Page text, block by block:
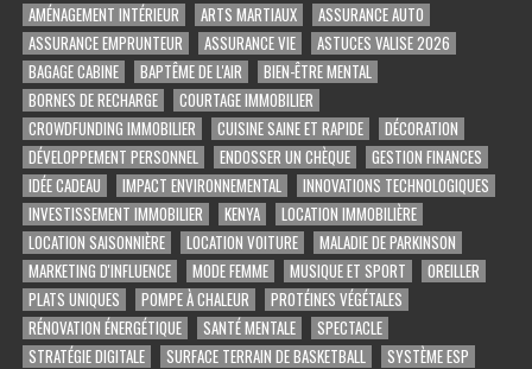
AMÉNAGEMENT INTÉRIEUR
ARTS MARTIAUX
ASSURANCE AUTO
ASSURANCE EMPRUNTEUR
ASSURANCE VIE
ASTUCES VALISE 2026
BAGAGE CABINE
BAPTÊME DE L'AIR
BIEN-ÊTRE MENTAL
BORNES DE RECHARGE
COURTAGE IMMOBILIER
CROWDFUNDING IMMOBILIER
CUISINE SAINE ET RAPIDE
DÉCORATION
DÉVELOPPEMENT PERSONNEL
ENDOSSER UN CHÈQUE
GESTION FINANCES
IDÉE CADEAU
IMPACT ENVIRONNEMENTAL
INNOVATIONS TECHNOLOGIQUES
INVESTISSEMENT IMMOBILIER
KENYA
LOCATION IMMOBILIÈRE
LOCATION SAISONNIÈRE
LOCATION VOITURE
MALADIE DE PARKINSON
MARKETING D'INFLUENCE
MODE FEMME MUSIQUE ET SPORT
OREILLER
PLATS UNIQUES
POMPE À CHALEUR
PROTÉINES VÉGÉTALES
RÉNOVATION ÉNERGÉTIQUE
SANTÉ MENTALE
SPECTACLE
STRATÉGIE DIGITALE
SURFACE TERRAIN DE BASKETBALL
SYSTÈME ESP